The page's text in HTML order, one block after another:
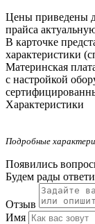
Цены приведены
прайса
В карточке
характеристики
Материнская
с настройкой
Характеристики
Подробные
Появились
Будем рады
Отзыв
Имя